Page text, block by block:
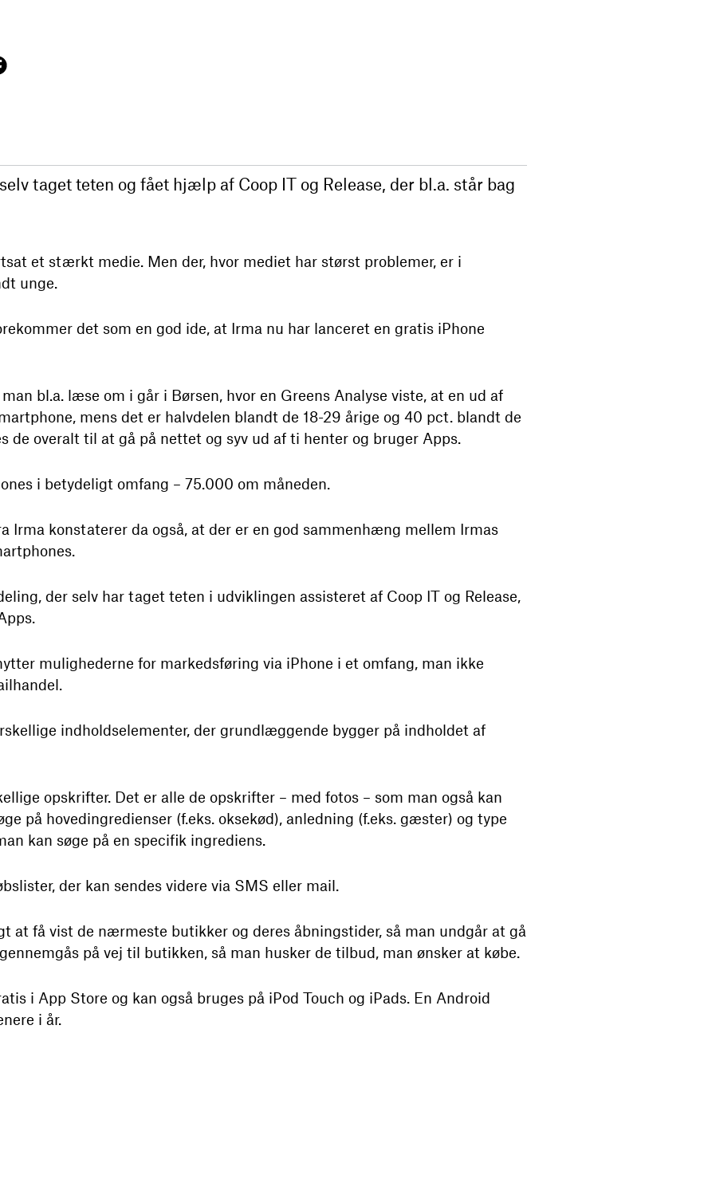
taget teten og fået hjælp af Coop IT og Release, der bl.a. står bag
et stærkt medie. Men der, hvor mediet har størst problemer, er i
unge.
det som en god ide, at Irma nu har lanceret en gratis iPhone
bl.a. læse om i går i Børsen, hvor en Greens Analyse viste, at en ud af
mens det er halvdelen blandt de 18-29 årige og 40 pct. blandt de
de overalt til at gå på nettet og syv ud af ti henter og bruger Apps.
i betydeligt omfang – 75.000 om måneden.
Irma konstaterer da også, at der er en god sammenhæng mellem Irmas
der selv har taget teten i udviklingen assisteret af Coop IT og Release,
mulighederne for markedsføring via iPhone i et omfang, man ikke
indholdselementer, der grundlæggende bygger på indholdet af
opskrifter. Det er alle de opskrifter – med fotos – som man også kan
på hovedingredienser (f.eks. oksekød), anledning (f.eks. gæster) og type
kan søge på en specifik ingrediens.
der kan sendes videre via SMS eller mail.
at få vist de nærmeste butikker og deres åbningstider, så man undgår at gå
på vej til butikken, så man husker de tilbud, man ønsker at købe.
i App Store og kan også bruges på iPod Touch og iPads. En Android
i år.